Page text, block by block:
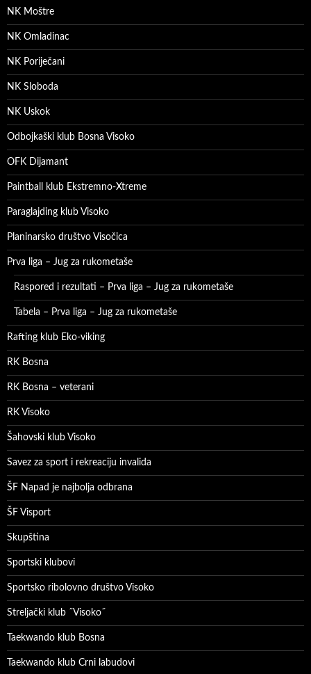
NK Moštre
NK Omladinac
NK Poriječani
NK Sloboda
NK Uskok
Odbojkaški klub Bosna Visoko
OFK Dijamant
Paintball klub Ekstremno-Xtreme
Paraglajding klub Visoko
Planinarsko društvo Visočica
Prva liga – Jug za rukometaše
Raspored i rezultati – Prva liga – Jug za rukometaše
Tabela – Prva liga – Jug za rukometaše
Rafting klub Eko-viking
RK Bosna
RK Bosna – veterani
RK Visoko
Šahovski klub Visoko
Savez za sport i rekreaciju invalida
ŠF Napad je najbolja odbrana
ŠF Visport
Skupština
Sportski klubovi
Sportsko ribolovno društvo Visoko
Streljački klub ˝Visoko˝
Taekwando klub Bosna
Taekwando klub Crni labudovi